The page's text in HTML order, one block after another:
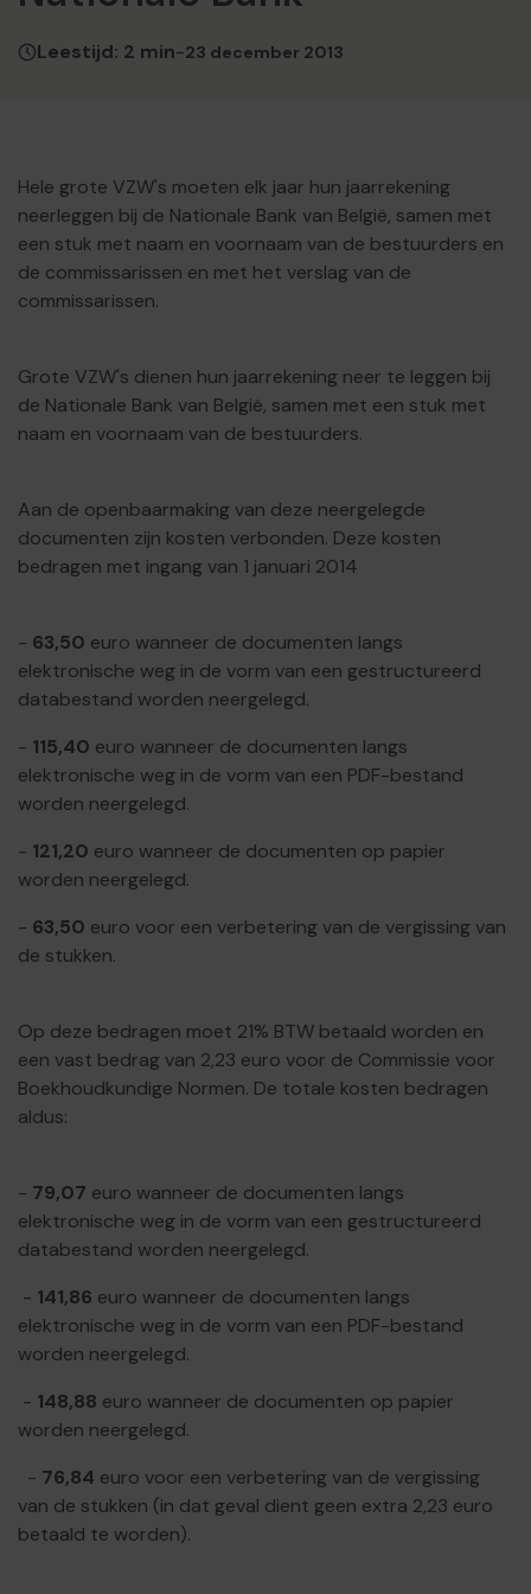
Leestijd: 2 min-23 december 2013
Hele grote VZW's moeten elk jaar hun jaarrekening
neerleggen bij de Nationale Bank van België, samen met
een stuk met naam en voornaam van de bestuurders en
de commissarissen en met het verslag van de
commissarissen.
Grote VZW's dienen hun jaarrekening neer te leggen bij
de Nationale Bank van België, samen met een stuk met
naam en voornaam van de bestuurders.
Aan de openbaarmaking van deze neergelegde
documenten zijn kosten verbonden. Deze kosten
bedragen met ingang van 1 januari 2014
- 63,50 euro wanneer de documenten langs
elektronische weg in de vorm van een gestructureerd
databestand worden neergelegd.
- 115,40 euro wanneer de documenten langs
elektronische weg in de vorm van een PDF-bestand
worden neergelegd.
- 121,20 euro wanneer de documenten op papier
worden neergelegd.
- 63,50 euro voor een verbetering van de vergissing van
de stukken.
Op deze bedragen moet 21% BTW betaald worden en
een vast bedrag van 2,23 euro voor de Commissie voor
Boekhoudkundige Normen. De totale kosten bedragen
aldus:
- 79,07 euro wanneer de documenten langs
elektronische weg in de vorm van een gestructureerd
databestand worden neergelegd.
- 141,86 euro wanneer de documenten langs
elektronische weg in de vorm van een PDF-bestand
worden neergelegd.
- 148,88 euro wanneer de documenten op papier
worden neergelegd.
- 76,84 euro voor een verbetering van de vergissing
van de stukken (in dat geval dient geen extra 2,23 euro
betaald te worden).